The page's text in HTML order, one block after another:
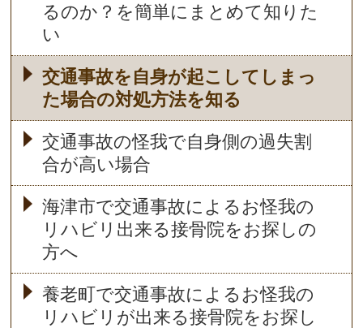
るのか？を簡単にまとめて知りた
い
交通事故を自身が起こしてしまっ
た場合の対処方法を知る
交通事故の怪我で自身側の過失割
合が高い場合
海津市で交通事故によるお怪我の
リハビリ出来る接骨院をお探しの
方へ
養老町で交通事故によるお怪我の
リハビリが出来る接骨院をお探し